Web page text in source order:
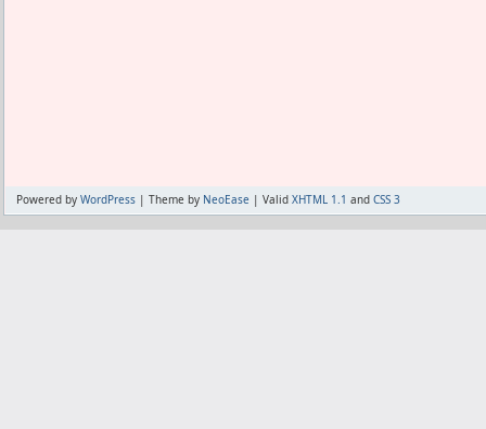
Powered by WordPress | Theme by NeoEase | Valid XHTML 1.1 and CSS 3